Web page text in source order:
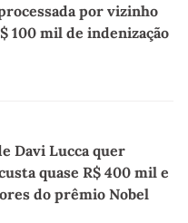
por vizinho
100 mil de indenização
Davi Lucca quer
quase R$ 400 mil e
do prêmio Nobel